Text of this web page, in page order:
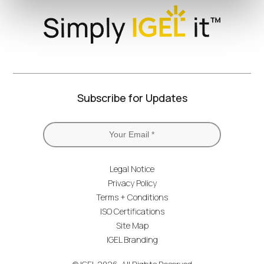
Subscribe for Updates
Legal Notice
Privacy Policy
Terms + Conditions
ISO Certifications
Site Map
IGEL Branding